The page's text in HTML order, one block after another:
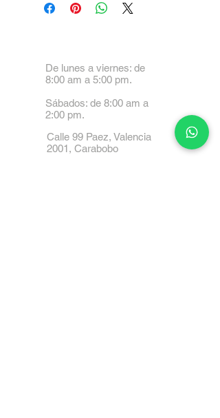
De lunes a viernes: de
8:00 am a 5:00 pm.
Sábados: de 8:00 am a
2:00 pm.
Calle 99 Paez, Valencia
2001, Carabobo